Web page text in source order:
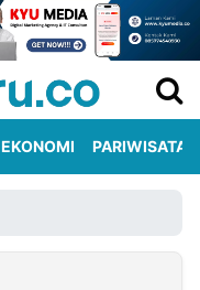
EKONOMI PARIWISATA